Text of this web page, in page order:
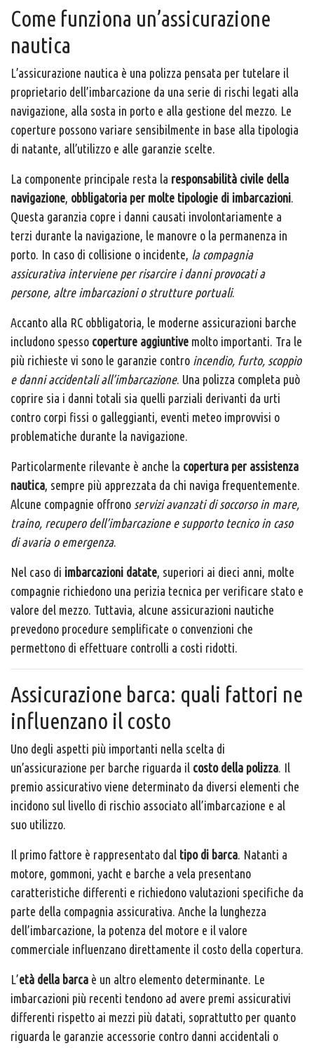
Come funziona un’assicurazione
nautica
L’assicurazione nautica è una polizza pensata per tutelare il
proprietario dell’imbarcazione da una serie di rischi legati alla
navigazione, alla sosta in porto e alla gestione del mezzo. Le
coperture possono variare sensibilmente in base alla tipologia
di natante, all’utilizzo e alle garanzie scelte.
La componente principale resta la responsabilità civile della
navigazione obbligatoria per molte tipologie di imbarcazioni
Questa garanzia copre i danni causati involontariamente a
terzi durante la navigazione, le manovre o la permanenza in
porto. In caso di collisione o incidente, la compagnia
assicurativa interviene per risarcire i danni provocati a
persone, altre imbarcazioni o strutture portuali.
Accanto alla RC obbligatoria, le moderne assicurazioni barche
includono spesso coperture aggiuntive molto importanti. Tra le
più richieste vi sono le garanzie contro incendio, furto, scoppio
e danni accidentali all’imbarcazione. Una polizza completa può
coprire sia i danni totali sia quelli parziali derivanti da urti
contro corpi fissi o galleggianti, eventi meteo improvvisi o
problematiche durante la navigazione.
Particolarmente rilevante è anche la copertura per assistenza
nautica , sempre più apprezzata da chi naviga frequentemente.
Alcune compagnie offrono servizi avanzati di soccorso in mare,
traino, recupero dell’imbarcazione e supporto tecnico in caso
di avaria o emergenza.
Nel caso di imbarcazioni datate , superiori ai dieci anni, molte
compagnie richiedono una perizia tecnica per verificare stato e
valore del mezzo. Tuttavia, alcune assicurazioni nautiche
prevedono procedure semplificate o convenzioni che
permettono di effettuare controlli a costi ridotti.
Assicurazione barca: quali fattori ne
influenzano il costo
Uno degli aspetti più importanti nella scelta di
un’assicurazione per barche riguarda il costo della polizza . Il
premio assicurativo viene determinato da diversi elementi che
incidono sul livello di rischio associato all’imbarcazione e al
suo utilizzo.
Il primo fattore è rappresentato dal tipo di barca . Natanti a
motore, gommoni, yacht e barche a vela presentano
caratteristiche differenti e richiedono valutazioni specifiche da
parte della compagnia assicurativa. Anche la lunghezza
dell’imbarcazione, la potenza del motore e il valore
commerciale influenzano direttamente il costo della copertura.
L’età della barca è un altro elemento determinante. Le
imbarcazioni più recenti tendono ad avere premi assicurativi
differenti rispetto ai mezzi più datati, soprattutto per quanto
riguarda le garanzie accessorie contro danni accidentali o